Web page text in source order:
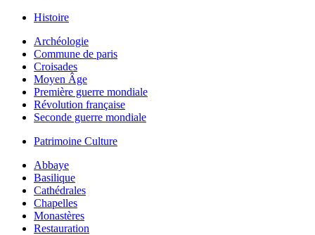
Histoire
Archéologie
Commune de paris
Croisades
Moyen Âge
Première guerre mondiale
Révolution française
Seconde guerre mondiale
Patrimoine Culture
Abbaye
Basilique
Cathédrales
Chapelles
Monastères
Restauration